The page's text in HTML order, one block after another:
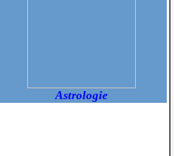
Astrologie